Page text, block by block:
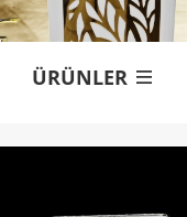
ÜRÜNLER